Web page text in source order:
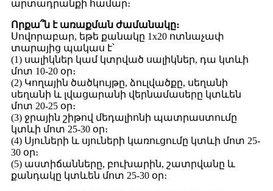
արտադրանքի համար։
Որքա՞ն է առաքման ժամանակը։
Սովորաբար, եթե քանակը 1x20 ոտնաչափ
տարայից պակաս է՝
(1) սալիկներ կամ կտրված սալիկներ, դա կտևի
մոտ 10-20 օր։
(2) Կողային ծածկույթը, ձուլվածքը, սեղանի
սեղանի և լվացարանի վերնամասերը կտևեն
մոտ 20-25 օր։
(3) ջրային շիթով մեդալիոնի պատրաստումը
կտևի մոտ 25-30 օր։
(4) Սյուների և սյուների կառուցումը կտևի մոտ 25-
30 օր։
(5) աստիճանները, բուխարին, շատրվանը և
քանդակը կտևեն մոտ 25-30 օր։